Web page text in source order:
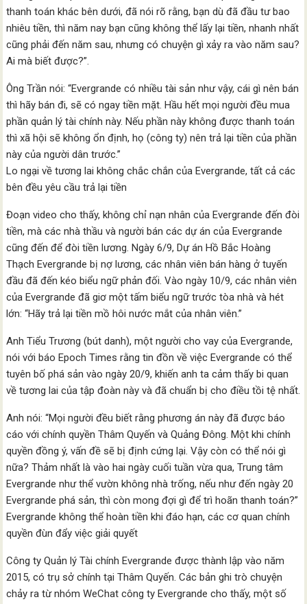
thanh toán khác bên dưới, đã nói rõ rằng, bạn dù đã đầu tư bao
nhiêu tiền, thì năm nay bạn cũng không thể lấy lại tiền, nhanh nhất
cũng phải đến năm sau, nhưng có chuyện gì xảy ra vào năm sau?
Ai mà biết được?”.
Ông Trần nói: “Evergrande có nhiều tài sản như vậy, cái gì nên bán
thì hãy bán đi, sẽ có ngay tiền mặt. Hầu hết mọi người đều mua
phần quản lý tài chính này. Nếu phần này không được thanh toán
thì xã hội sẽ không ổn định, họ (công ty) nên trả lại tiền của phần
này của người dân trước.”
Lo ngại về tương lai không chắc chắn của Evergrande, tất cả các
bên đều yêu cầu trả lại tiền
Đoạn video cho thấy, không chỉ nạn nhân của Evergrande đến đòi
tiền, mà các nhà thầu và người bán các dự án của Evergrande
cũng đến để đòi tiền lương. Ngày 6/9, Dự án Hồ Bắc Hoàng
Thạch Evergrande bị nợ lương, các nhân viên bán hàng ở tuyến
đầu đã đến kéo biểu ngữ phản đối. Vào ngày 10/9, các nhân viên
của Evergrande đã giơ một tấm biểu ngữ trước tòa nhà và hét
lớn: “Hãy trả lại tiền mồ hôi nước mắt của nhân viên.”
Anh Tiểu Trương (bút danh), một người cho vay của Evergrande,
nói với báo Epoch Times rằng tin đồn về việc Evergrande có thể
tuyên bố phá sản vào ngày 20/9, khiến anh ta cảm thấy bi quan
về tương lai của tập đoàn này và đã chuẩn bị cho điều tồi tệ nhất.
Anh nói: “Mọi người đều biết rằng phương án này đã được báo
cáo với chính quyền Thâm Quyến và Quảng Đông. Một khi chính
quyền đồng ý, vấn đề sẽ bị định cứng lại. Vậy còn có thể nói gì
nữa? Thảm nhất là vào hai ngày cuối tuần vừa qua, Trung tâm
Evergrande như thể vườn không nhà trống, nếu như đến ngày 20
Evergrande phá sản, thì còn mong đợi gì để trì hoãn thanh toán?”
Evergrande không thể hoàn tiền khi đáo hạn, các cơ quan chính
quyền đùn đẩy việc giải quyết
Công ty Quản lý Tài chính Evergrande được thành lập vào năm
2015, có trụ sở chính tại Thâm Quyến. Các bản ghi trò chuyện
chảy ra từ nhóm WeChat công ty Evergrande cho thấy, một số